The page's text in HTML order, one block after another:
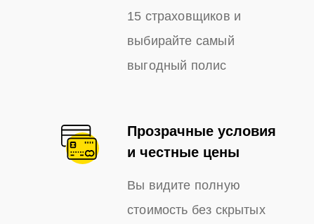
15 страховщиков и
выбирайте самый
выгодный полис
Прозрачные условия
и честные цены
Вы видите полную
стоимость без скрытых